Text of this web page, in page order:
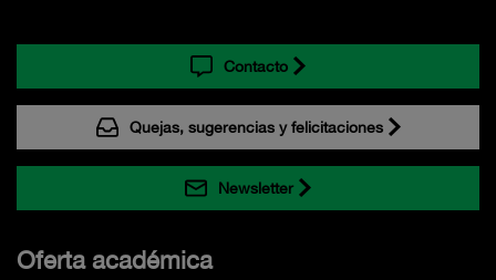
Contacto
Quejas, sugerencias y felicitaciones
Newsletter
Oferta académica